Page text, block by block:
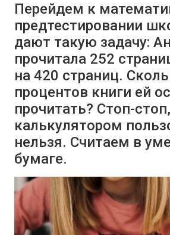
Перейдем к
предтестировании
дают такую задачу:
прочитала 252
на 420 страниц.
процентов книги ей
прочитать? Стоп-стоп,
калькулятором
нельзя. Считаем в
бумаге.